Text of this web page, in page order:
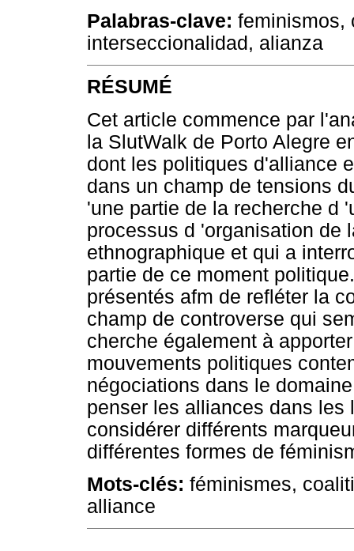
Palabras-clave: feminismos,
interseccionalidad, alianza
RÉSUMÉ
Cet article commence par
la SlutWalk de Porto Alegre
dont les politiques d'alliance
dans un champ de tensions
'une partie de la recherche d
processus d 'organisation de
ethnographique et qui a
partie de ce moment
présentés afm de refléter la
champ de controverse qui
cherche également à
mouvements politiques
négociations dans le
penser les alliances dans
considérer différents
différentes formes de
Mots-clés: féminismes,
alliance